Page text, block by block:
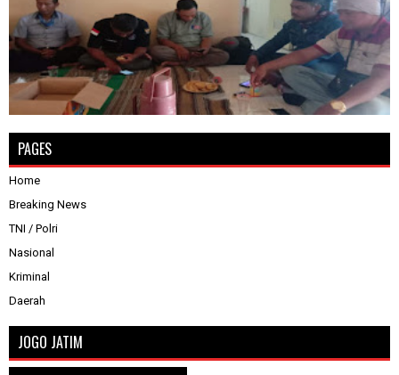
PAGES
Home
Breaking News
TNI / Polri
Nasional
Kriminal
Daerah
JOGO JATIM